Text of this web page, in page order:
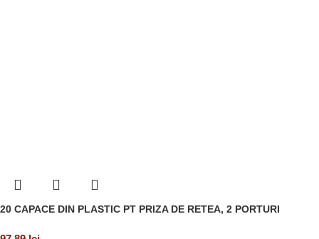
20 CAPACE DIN PLASTIC PT PRIZA DE RETEA, 2 PORTURI